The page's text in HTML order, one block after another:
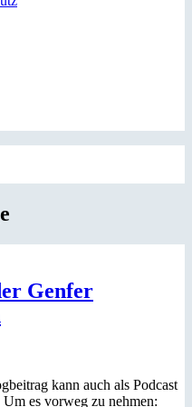
Genfer
kann auch als Podcast
es vorweg zu nehmen: